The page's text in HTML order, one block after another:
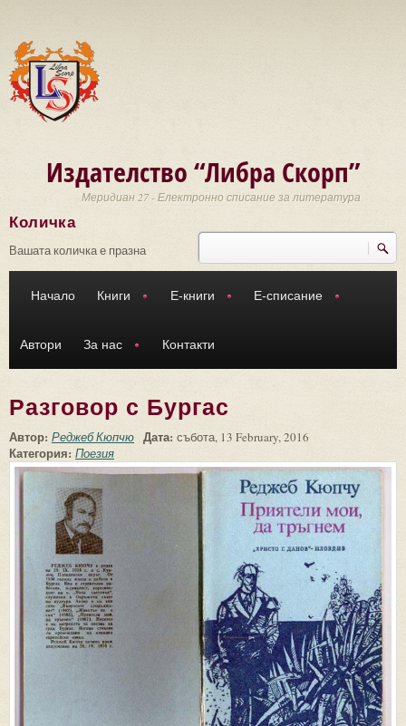
Издателство “Либра Скорп”
Меридиан 27 - Електронно списание за литература
Търси
Количка
Вашата количка е празна
Начало Книги Е-книги Е-списание
Автори За нас Контакти
Разговор с Бургас
Автор: Реджеб Кюпчю Дата: събота, 13 February, 2016
Категория: Поезия